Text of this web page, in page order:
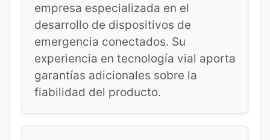
empresa especializada en el
desarrollo de dispositivos de
emergencia conectados. Su
experiencia en tecnología vial aporta
garantías adicionales sobre la
fiabilidad del producto.